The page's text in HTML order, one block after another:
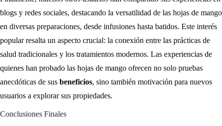
blogs y redes sociales, destacando la versatilidad de las hojas de mango
en diversas preparaciones, desde infusiones hasta batidos. Este interés
popular resalta un aspecto crucial: la conexión entre las prácticas de
salud tradicionales y los tratamientos modernos. Las experiencias de
quienes han probado las hojas de mango ofrecen no solo pruebas
anecdóticas de sus beneficios, sino también motivación para nuevos
usuarios a explorar sus propiedades.
Conclusiones Finales